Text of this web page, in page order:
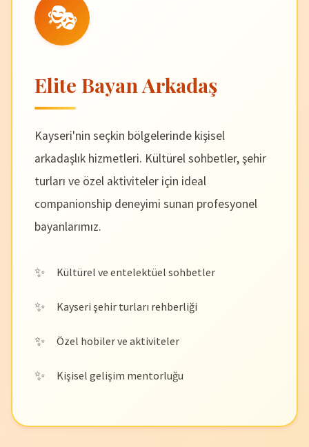
🎭
Elite Bayan Arkadaş
Kayseri'nin seçkin bölgelerinde kişisel
arkadaşlık hizmetleri. Kültürel sohbetler, şehir
turları ve özel aktiviteler için ideal
companionship deneyimi sunan profesyonel
bayanlarımız.
Kültürel ve entelektüel sohbetler
Kayseri şehir turları rehberliği
Özel hobiler ve aktiviteler
Kişisel gelişim mentorluğu